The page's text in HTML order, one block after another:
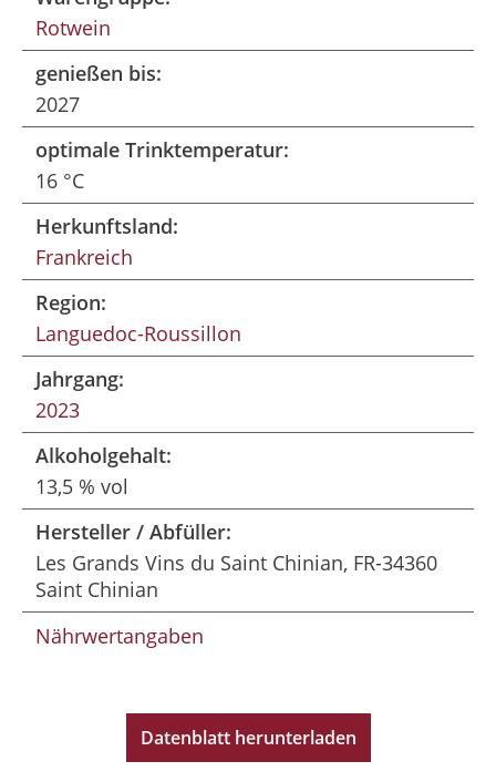
Rotwein
genießen bis:
2027
optimale Trinktemperatur:
16 °C
Herkunftsland:
Frankreich
Region:
Languedoc-Roussillon
Jahrgang:
2023
Alkoholgehalt:
13,5 % vol
Hersteller / Abfüller:
Les Grands Vins du Saint Chinian, FR-34360
Saint Chinian
Nährwertangaben
Datenblatt herunterladen